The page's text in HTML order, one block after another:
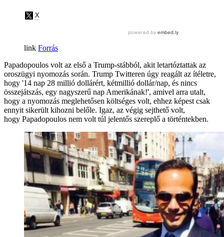
Forrás
Papadopoulos volt az első a Trump-stábból, akit letartóztattak az
oroszügyi nyomozás során. Trump Twitteren úgy reagált az ítéletre,
hogy '14 nap 28 millió dollárért, kétmillió dollár/nap, és nincs
összejátszás, egy nagyszerű nap Amerikának!', amivel arra utalt,
hogy a nyomozás meglehetősen költséges volt, ehhez képest csak
ennyit sikerült kihozni belőle. Igaz, az végig sejthető volt,
hogy Papadopoulos nem volt túl jelentős szereplő a történtekben.